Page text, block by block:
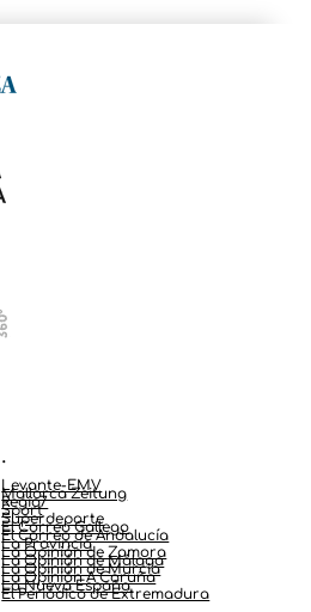
.
Levante-EMV
Mallorca Zeitung
Regio7
Sport
Superdeporte
El Correo Gallego
El Correo de Andalucía
La Provincia
La Opinión de Zamora
La Opinión de Málaga
La Opinión de Murcia
La Opinión A Coruña
La Nueva España
El Periódico de Extremadura